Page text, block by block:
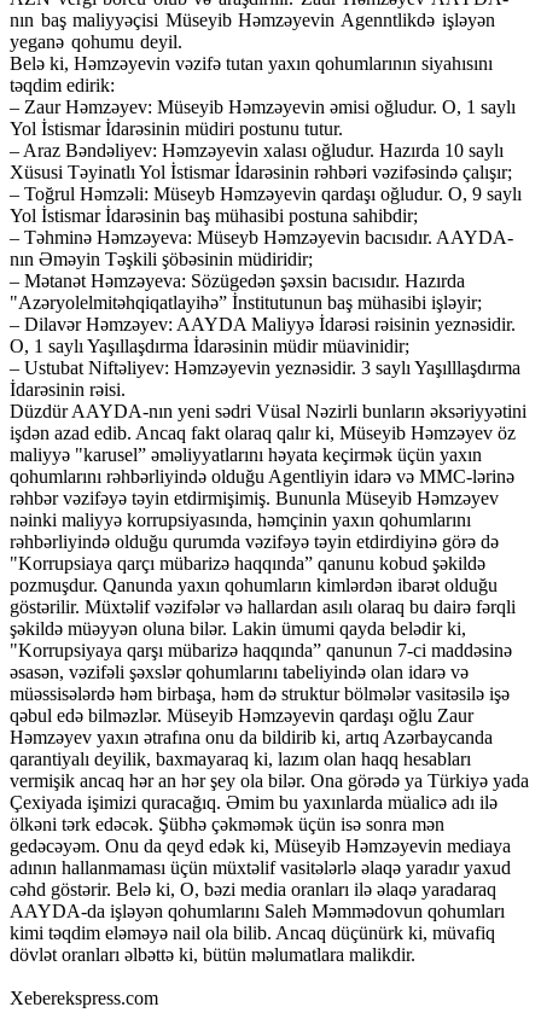
nın baş maliyyəçisi Müseyib Həmzəyevin Agenntlikdə işləyən
yeganə qohumu deyil.
Belə ki, Həmzəyevin vəzifə tutan yaxın qohumlarının siyahısını
təqdim edirik:
– Zaur Həmzəyev: Müseyib Həmzəyevin əmisi oğludur. O, 1 saylı
Yol İstismar İdarəsinin müdiri postunu tutur.
– Araz Bəndəliyev: Həmzəyevin xalası oğludur. Hazırda 10 saylı
Xüsusi Təyinatlı Yol İstismar İdarəsinin rəhbəri vəzifəsində çalışır;
– Toğrul Həmzəli: Müseyb Həmzəyevin qardaşı oğludur. O, 9 saylı
Yol İstismar İdarəsinin baş mühasibi postuna sahibdir;
– Təhminə Həmzəyeva: Müseyb Həmzəyevin bacısıdır. AAYDA-
nın Əməyin Təşkili şöbəsinin müdiridir;
– Mətanət Həmzəyeva: Sözügedən şəxsin bacısıdır. Hazırda
"Azəryolelmitəhqiqatlayihə” İnstitutunun baş mühasibi işləyir;
– Dilavər Həmzəyev: AAYDA Maliyyə İdarəsi rəisinin yeznəsidir.
O, 1 saylı Yaşıllaşdırma İdarəsinin müdir müavinidir;
– Ustubat Niftəliyev: Həmzəyevin yeznəsidir. 3 saylı Yaşılllaşdırma
İdarəsinin rəisi.
Düzdür AAYDA-nın yeni sədri Vüsal Nəzirli bunların əksəriyyətini
işdən azad edib. Ancaq fakt olaraq qalır ki, Müseyib Həmzəyev öz
maliyyə "karusel” əməliyyatlarını həyata keçirmək üçün yaxın
qohumlarını rəhbərliyində olduğu Agentliyin idarə və MMC-lərinə
rəhbər vəzifəyə təyin etdirmişimiş. Bununla Müseyib Həmzəyev
nəinki maliyyə korrupsiyasında, həmçinin yaxın qohumlarını
rəhbərliyində olduğu qurumda vəzifəyə təyin etdirdiyinə görə də
"Korrupsiaya qarçı mübarizə haqqında” qanunu kobud şəkildə
pozmuşdur. Qanunda yaxın qohumların kimlərdən ibarət olduğu
göstərilir. Müxtəlif vəzifələr və hallardan asılı olaraq bu dairə fərqli
şəkildə müəyyən oluna bilər. Lakin ümumi qayda belədir ki,
"Korrupsiyaya qarşı mübarizə haqqında” qanunun 7-ci maddəsinə
əsasən, vəzifəli şəxslər qohumlarını tabeliyində olan idarə və
müəssisələrdə həm birbaşa, həm də struktur bölmələr vasitəsilə işə
qəbul edə bilməzlər. Müseyib Həmzəyevin qardaşı oğlu Zaur
Həmzəyev yaxın ətrafına onu da bildirib ki, artıq Azərbaycanda
qarantiyalı deyilik, baxmayaraq ki, lazım olan haqq hesabları
vermişik ancaq hər an hər şey ola bilər. Ona görədə ya Türkiyə yada
Çexiyada işimizi quracağıq. Əmim bu yaxınlarda müalicə adı ilə
ölkəni tərk edəcək. Şübhə çəkməmək üçün isə sonra mən
gedəcəyəm. Onu da qeyd edək ki, Müseyib Həmzəyevin mediaya
adının hallanmaması üçün müxtəlif vasitələrlə əlaqə yaradır yaxud
cəhd göstərir. Belə ki, O, bəzi media oranları ilə əlaqə yaradaraq
AAYDA-da işləyən qohumlarını Saleh Məmmədovun qohumları
kimi təqdim eləməyə nail ola bilib. Ancaq düçünürk ki, müvafiq
dövlət oranları əlbəttə ki, bütün məlumatlara malikdir.
Xeberekspress.com